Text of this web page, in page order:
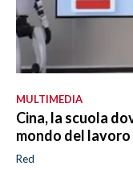
MULTIMEDIA
Cina, la scuola
mondo del lavoro
Red